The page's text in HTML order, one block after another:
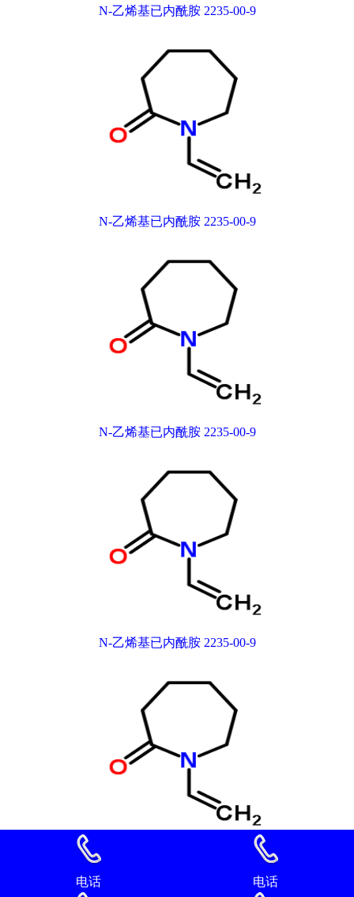
N-乙烯基已内酰胺 2235-00-9
N-乙烯基已内酰胺 2235-00-9
N-乙烯基已内酰胺 2235-00-9
N-乙烯基已内酰胺 2235-00-9
N-乙烯基已内酰胺 2235-00-9
电话 电话